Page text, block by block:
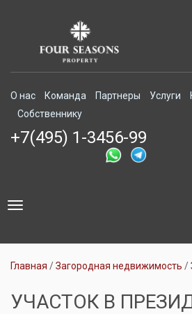
О нас Команда Партнеры Услуги
Собственнику
+7(495) 1-3456-99
Toggle
Главная Загородная недвижимость
УЧАСТОК В